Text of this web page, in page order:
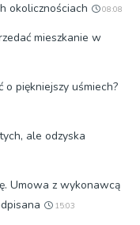
okolicznościach 08:08
mieszkanie w
o piękniejszy uśmiech?
ale odzyska
Umowa z wykonawcą
15:03